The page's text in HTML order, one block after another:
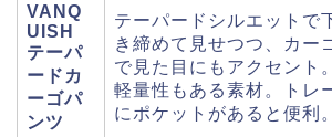
VANQ
UISH
テーパ
ードカ
ーゴパ
ンツ
テーパードシルエットで
き締めて見せつつ、カー
で見た目にもアクセント
軽量性もある素材。トレ
にポケットがあると便利。